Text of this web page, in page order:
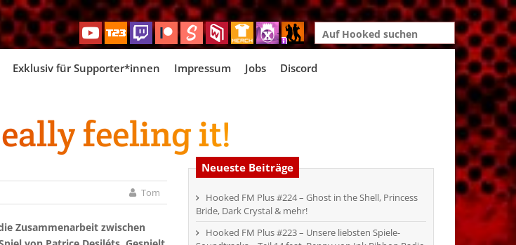
Search
for:
Exklusiv für Supporter*innen Impressum Jobs Discord
feeling it!
Tom
Zusammenarbeit zwischen
Neueste Beiträge
Hooked FM Plus #224 – Ghost in the Shell, Princess
Bride, Dark Crystal & mehr!
Hooked FM Plus #223 – Unsere liebsten Spiele-